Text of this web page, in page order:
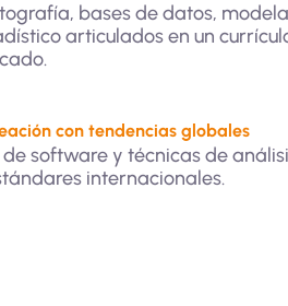
bases de datos,
articulados en un
con tendencias globales
de software y técnicas de
internacionales.